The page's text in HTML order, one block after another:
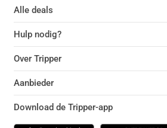
Alle deals
Hulp nodig?
Over Tripper
Aanbieder
Download de Tripper-app